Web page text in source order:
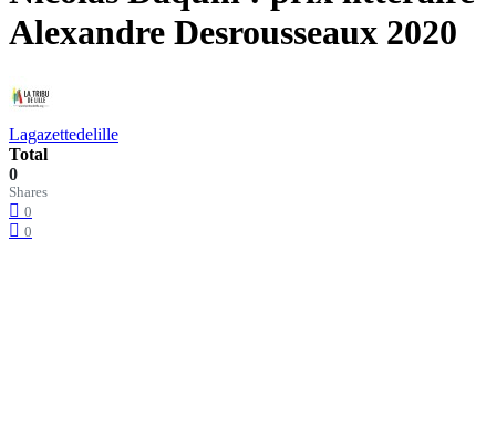
Alexandre Desrousseaux 2020
Lagazettedelille
Total
0
Shares
0
0